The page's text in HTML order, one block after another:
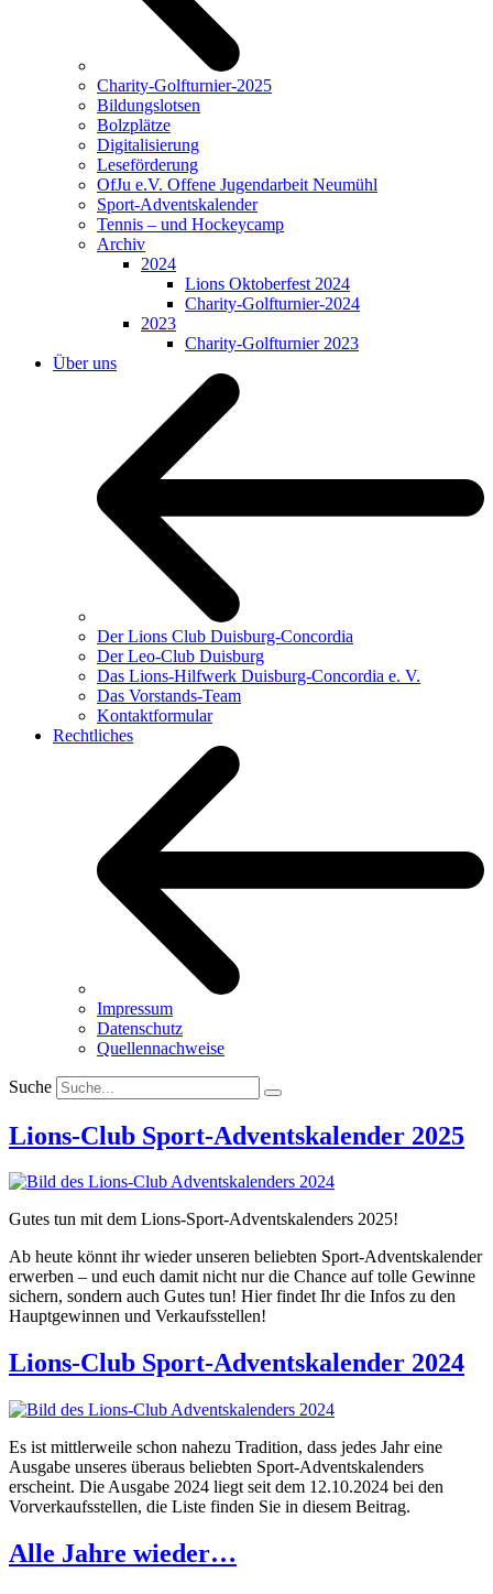
Charity-Golfturnier-2025
Bildungslotsen
Bolzplätze
Digitalisierung
Leseförderung
OfJu e.V. Offene Jugendarbeit Neumühl
Sport-Adventskalender
Tennis – und Hockeycamp
Archiv
2024
Lions Oktoberfest 2024
Charity-Golfturnier-2024
2023
Charity-Golfturnier 2023
Über uns
Der Lions Club Duisburg-Concordia
Der Leo-Club Duisburg
Das Lions-Hilfwerk Duisburg-Concordia e. V.
Das Vorstands-Team
Kontaktformular
Rechtliches
Impressum
Datenschutz
Quellennachweise
Suche
Lions-Club Sport-Adventskalender 2025
Gutes tun mit dem Lions-Sport-Adventskalenders 2025!
Ab heute könnt ihr wieder unseren beliebten Sport-Adventskalender
erwerben – und euch damit nicht nur die Chance auf tolle Gewinne
sichern, sondern auch Gutes tun! Hier findet Ihr die Infos zu den
Hauptgewinnen und Verkaufsstellen!
Lions-Club Sport-Adventskalender 2024
Es ist mittlerweile schon nahezu Tradition, dass jedes Jahr eine
Ausgabe unseres überaus beliebten Sport-Adventskalenders
erscheint. Die Ausgabe 2024 liegt seit dem 12.10.2024 bei den
Vorverkaufsstellen, die Liste finden Sie in diesem Beitrag.
Alle Jahre wieder…